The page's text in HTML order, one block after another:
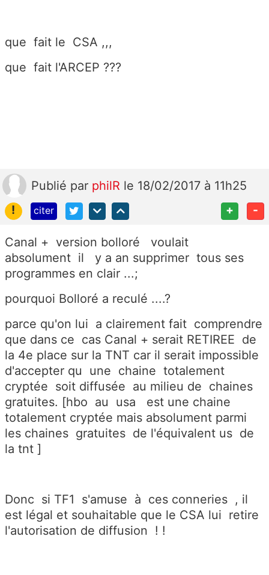
que fait le CSA ,,,
que fait l'ARCEP ???
Publié par philR le 18/02/2017 à 11h25
!
citer + -
Canal + version bolloré voulait
absolument il y a an supprimer tous ses
programmes en clair ...;
pourquoi Bolloré a reculé ....?
parce qu'on lui a clairement fait comprendre
que dans ce cas Canal + serait RETIREE de
la 4e place sur la TNT car il serait impossible
d'accepter qu une chaine totalement
cryptée soit diffusée au milieu de chaines
gratuites. [hbo au usa est une chaine
totalement cryptée mais absolument parmi
les chaines gratuites de l'équivalent us de
la tnt ]
Donc si TF1 s'amuse à ces conneries , il
est légal et souhaitable que le CSA lui retire
l'autorisation de diffusion ! !